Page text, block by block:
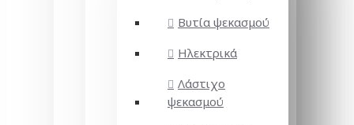
Βυτία ψεκασμού
Ηλεκτρικά
Λάστιχο
ψεκασμού